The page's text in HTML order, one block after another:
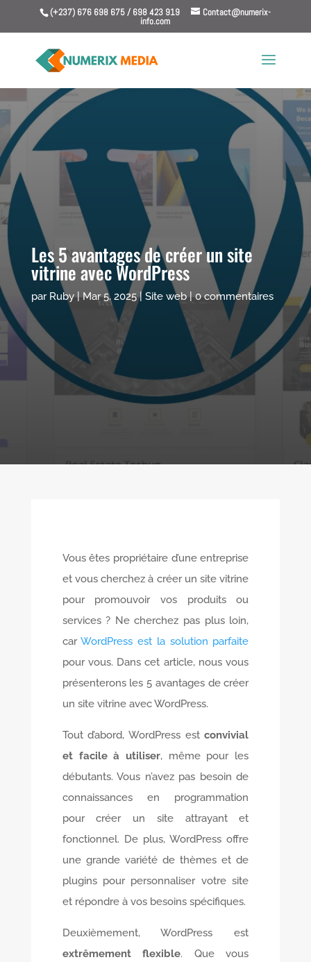
(+237) 676 698 675 / 698 423 919 Contact@numerix-
info.com
Les 5 avantages de créer un site
vitrine avec WordPress
par Ruby|Mar 5, 2025| Site web|0 commentaires
Vous êtes propriétaire d’une entreprise
et vous cherchez à créer un site vitrine
pour promouvoir vos produits ou
services ? Ne cherchez pas plus loin,
carWordPress est la solution parfaite
pour vous. Dans cet article, nous vous
présenterons les 5 avantages de créer
un site vitrine avec WordPress.
Tout d’abord, WordPress estconvivial
et facile à utiliser, même pour les
débutants. Vous n’avez pas besoin de
connaissances en programmation
pour créer un site attrayant et
fonctionnel. De plus, WordPress offre
une grande variété de thèmes et de
plugins pour personnaliser votre site
et répondre à vos besoins spécifiques.
Deuxièmement, WordPress est
extrêmement flexible. Que vous